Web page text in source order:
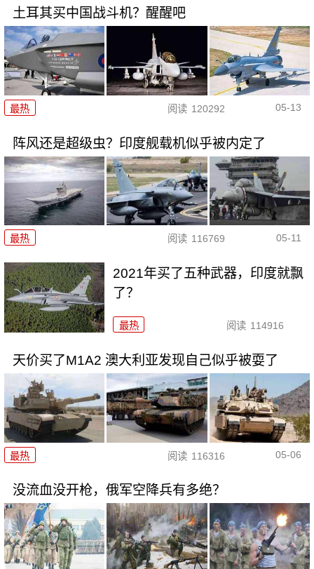
土耳其买中国战斗机？醒醒吧
最热 阅读 120292 05-13
阵风还是超级虫？印度舰载机似乎被内定了
最热 阅读 116769 05-11
2021年买了五种武器，印度就飘
了？
最热 阅读 114916
天价买了M1A2 澳大利亚发现自己似乎被耍了
最热 阅读 116316 05-06
没流血没开枪，俄军空降兵有多绝？